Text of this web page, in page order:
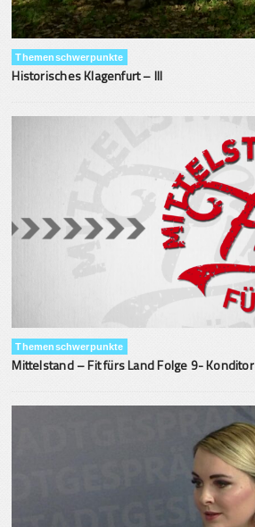
Themenschwerpunkte
Historisches Klagenfurt – III
Themenschwerpunkte
Mittelstand – Fit fürs Land Folge 9- Konditor